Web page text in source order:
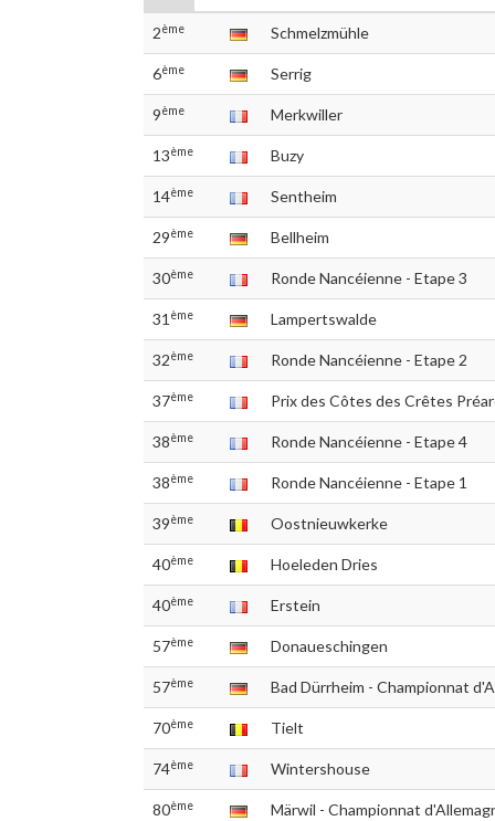
2ème Schmelzmühle
6ème Serrig
9ème Merkwiller
13ème Buzy
14ème Sentheim
29ème Bellheim
30ème Ronde Nancéienne - Etape 3
31ème Lampertswalde
32ème Ronde Nancéienne - Etape 2
37ème Prix des Côtes des Crêtes
38ème Ronde Nancéienne - Etape 4
38ème Ronde Nancéienne - Etape 1
39ème Oostnieuwkerke
40ème Hoeleden Dries
40ème Erstein
57ème Donaueschingen
57ème Bad Dürrheim - Championnat
70ème Tielt
74ème Wintershouse
80ème Märwil - Championnat